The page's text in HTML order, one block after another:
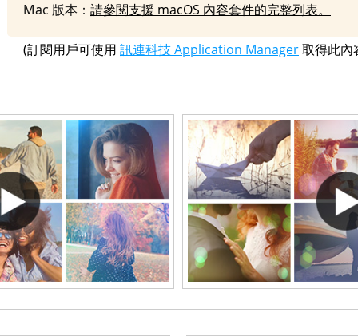
Mac 版本： 請參閱支援 macOS 內容套件的完整列表。
(訂閱用戶可使用 訊連科技 Application Manager取得此